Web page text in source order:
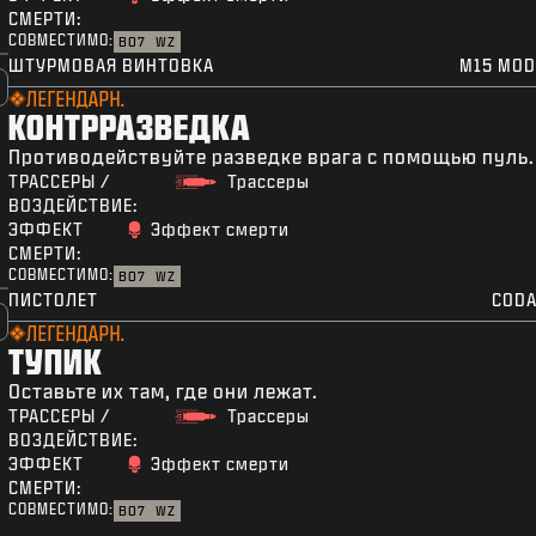
СМЕРТИ:
СОВМЕСТИМО: BO7 WZ
ШТУРМОВАЯ ВИНТОВКА M15
ЛЕГЕНДАРН.
КОНТРРАЗВЕДКА
Противодействуйте разведке врага с помощью пуль.
ТРАССЕРЫ /
ВОЗДЕЙСТВИЕ:
Трассеры
ЭФФЕКТ
СМЕРТИ:
Эффект смерти
СОВМЕСТИМО: BO7 WZ
ПИСТОЛЕТ
ЛЕГЕНДАРН.
ТУПИК
Оставьте их там, где они лежат.
ТРАССЕРЫ /
ВОЗДЕЙСТВИЕ:
Трассеры
ЭФФЕКТ
СМЕРТИ:
Эффект смерти
СОВМЕСТИМО: BO7 WZ